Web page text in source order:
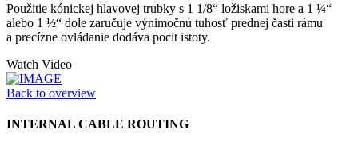
Použitie kónickej hlavovej trubky s 1 1/8“ ložiskami hore a 1 ¼“
alebo 1 ½“ dole zaručuje výnimočnú tuhosť prednej časti rámu
a precízne ovládanie dodáva pocit istoty.
Watch Video
Back to overview
INTERNAL CABLE ROUTING